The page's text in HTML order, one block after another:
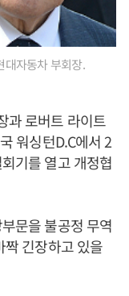
자동차 부회장.
과 로버트 라이트
워싱턴D.C에서 2
기를 열고 개정협
문을 불공정 무역
짝 긴장하고 있을